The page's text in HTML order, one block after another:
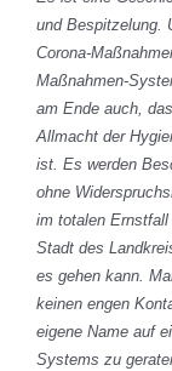
und Bespitzelung.
Corona-
Maßnahmen-
am Ende auch,
Allmacht der
ist. Es werden
ohne
im totalen
Stadt des
es gehen kann.
keinen engen
eigene Name auf
Systems zu